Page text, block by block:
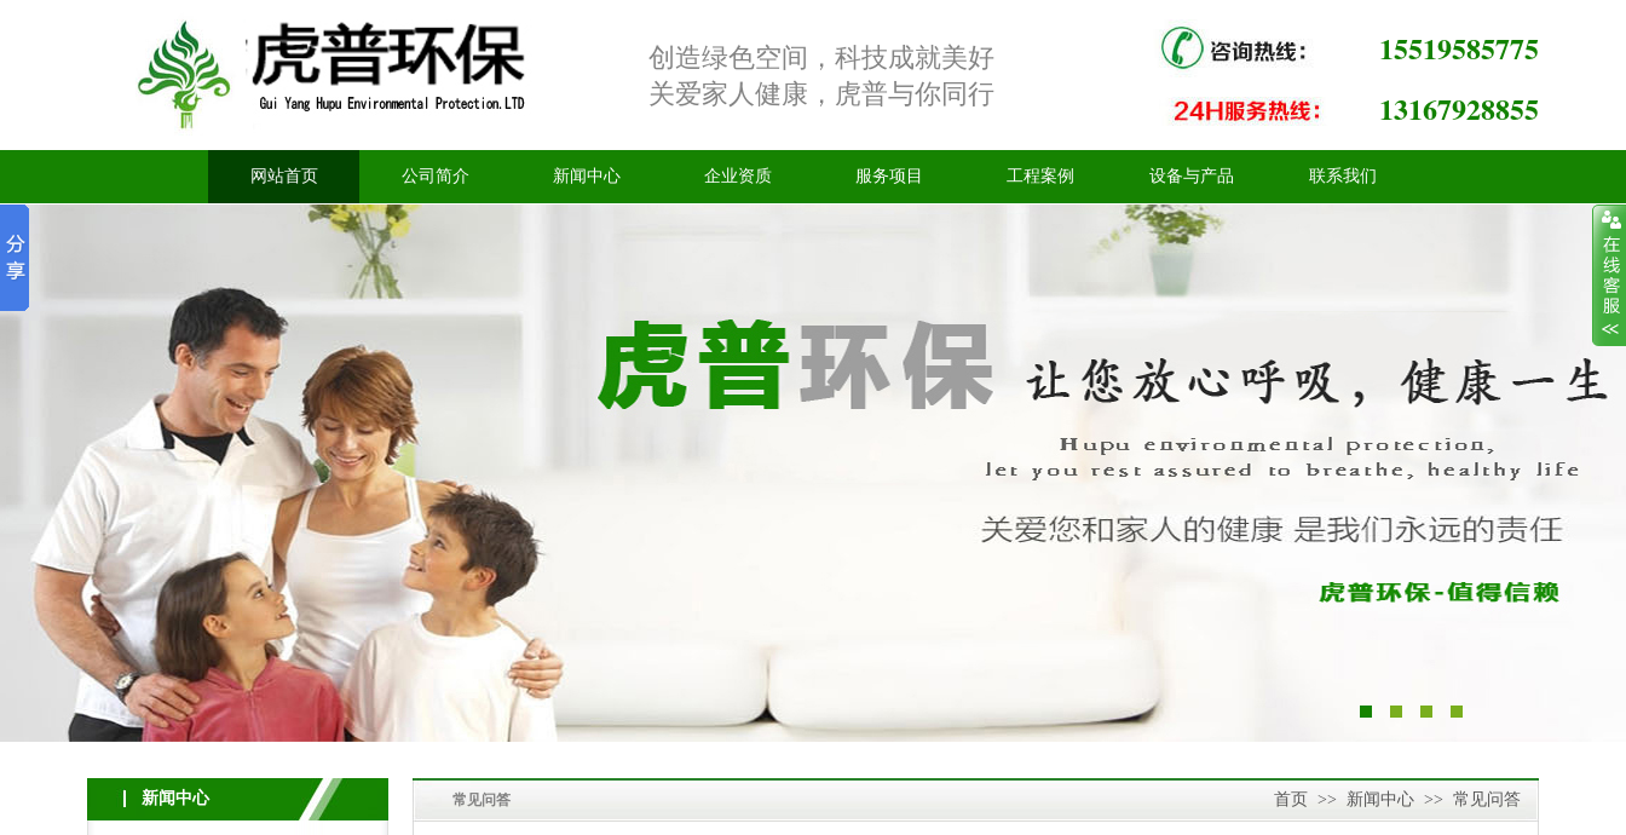
创造绿色空间，科技成就美好
关爱家人健康，虎普与你同行
15519585775
13167928855
网站首页 公司简介 新闻中心 企业资质 服务项目 工程案例 设备与产品 联系我们
新闻中心 常见问答 首页 >> 新闻中心 >> 常见问答